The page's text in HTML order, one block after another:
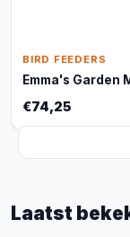
BIRD FEEDERS
Emma's Garden
€74,25
Laatst